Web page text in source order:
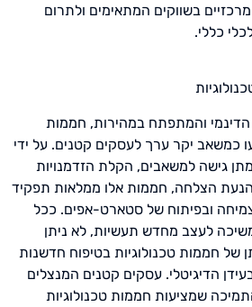
בשווקים המתאימים ולתרום
כללי.
והמתפתח במהירות, חממות
כמשאב יקר ערך לעסקים קטנים. על ידי
גישה למשאבים, הקלת הזדמנויות
הצלחה, חממות אלו ממלאות תפקיד
ובפיתוח של סטארט-אפים. ככל
לעצב מחדש תעשיות, לא ניתן
של חממות טכנולוגיות בטיפוח חדשנות
הדיגיטלי. עסקים קטנים המנצלים
שמציעות חממות טכנולוגיות